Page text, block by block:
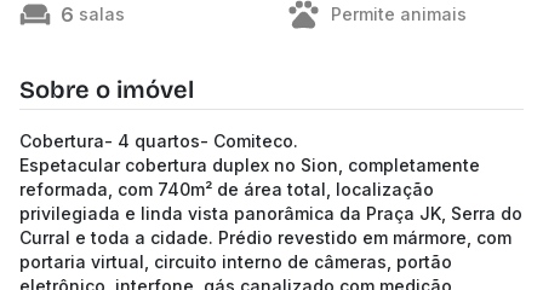
6 salas Permite animais
Sobre o imóvel
Cobertura- 4 quartos- Comiteco.
Espetacular cobertura duplex no Sion, completamente
reformada, com 740m² de área total, localização
privilegiada e linda vista panorâmica da Praça JK, Serra do
Curral e toda a cidade. Prédio revestido em mármore, com
portaria virtual, circuito interno de câmeras, portão
eletrônico, interfone, gás canalizado com medição